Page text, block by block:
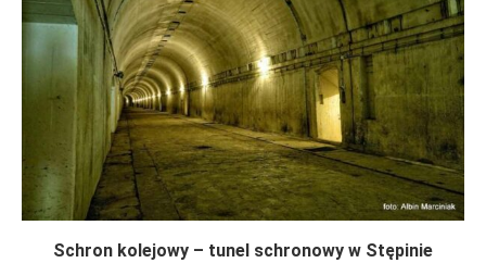
Schron kolejowy – tunel schronowy w Stępinie